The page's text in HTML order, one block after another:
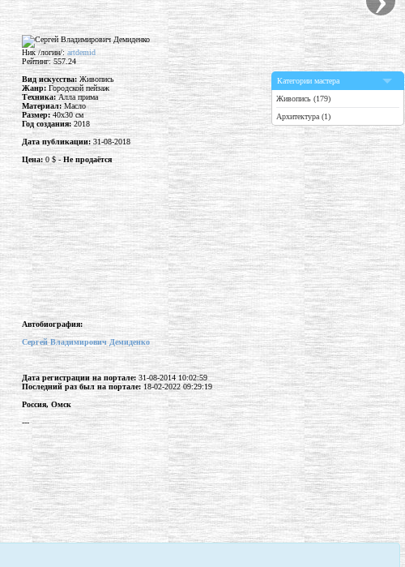
Ник /логин/:artdemid
Рейтинг: 557.24
Вид искусства:Живопись
Жанр:Городской пейзаж
Техника:Алла прима
Материал:Масло
Размер:40x30 см
Год создания:2018
Дата публикации:31-08-2018
Цена:0 $ - Не продаётся
Категории мастера
Живопись (179)
Архитектура (1)
Автобиография:
Сергей Владимирович Демиденко
Дата регистрации на портале:31-08-2014 10:02:59
Последний раз был на портале:18-02-2022 09:29:19
Россия, Омск
---